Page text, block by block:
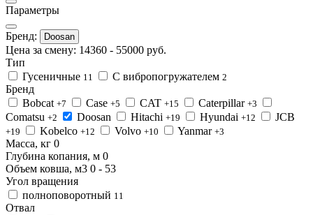
Параметры
Бренд: Doosan
Цена за смену: 14360 - 55000 руб.
Тип
Гусеничные 11 С вибропогружателем 2
Бренд
Bobcat +7 Case +5 CAT +15 Caterpillar +3
Comatsu +2 Doosan Hitachi +19 Hyundai +12 JCB
+19 Kobelco +12 Volvo +10 Yanmar +3
Масса, кг 0
Глубина копания, м 0
Объем ковша, м3 0 - 53
Угол вращения
полноповоротный 11
Отвал